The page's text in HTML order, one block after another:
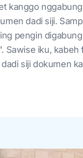
kanggo
dadi siji.
pengin
Sawise iku, kabeh
siji dokumen